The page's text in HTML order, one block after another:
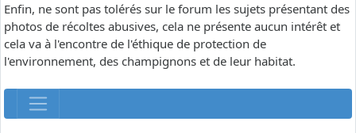
Enfin, ne sont pas tolérés sur le forum les sujets présentant des
photos de récoltes abusives, cela ne présente aucun intérêt et
cela va à l'encontre de l'éthique de protection de
l'environnement, des champignons et de leur habitat.